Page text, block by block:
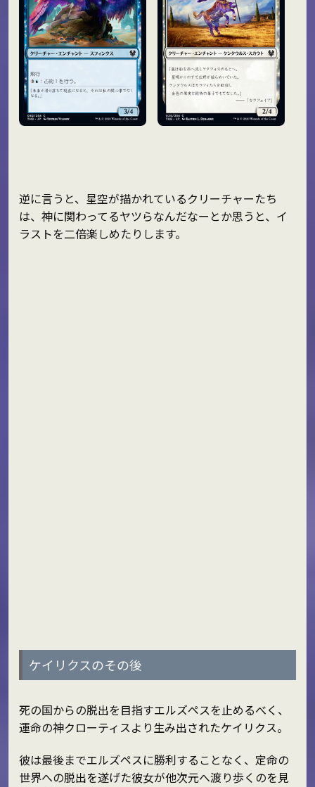
逆に言うと、星空が描かれているクリーチャーたち
は、神に関わってるヤツらなんだなーとか思うと、イ
ラストを二倍楽しめたりします。
ケイリクスのその後
死の国からの脱出を目指すエルズペスを止めるべく、
運命の神クローティスより生み出されたケイリクス。
彼は最後までエルズペスに勝利することなく、定命の
世界への脱出を遂げた彼女が他次元へ渡り歩くのを見